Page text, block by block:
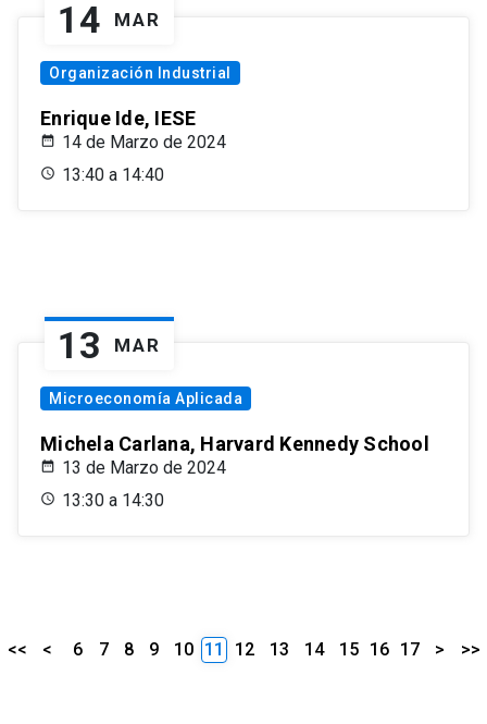
14 MAR
Organización Industrial
Enrique Ide, IESE
14 de Marzo de 2024
13:40 a 14:40
13 MAR
Microeconomía Aplicada
Michela Carlana, Harvard Kennedy School
13 de Marzo de 2024
13:30 a 14:30
<< < 6 7 8 9 10 11 12 13 14 15 16 17 > >>